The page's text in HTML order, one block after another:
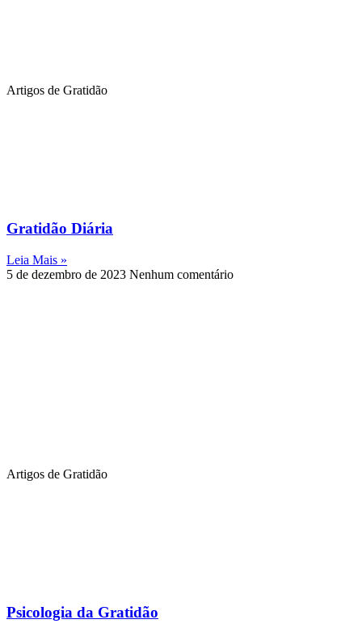
Artigos de Gratidão
Gratidão Diária
Leia Mais »
5 de dezembro de 2023 Nenhum comentário
Artigos de Gratidão
Psicologia da Gratidão